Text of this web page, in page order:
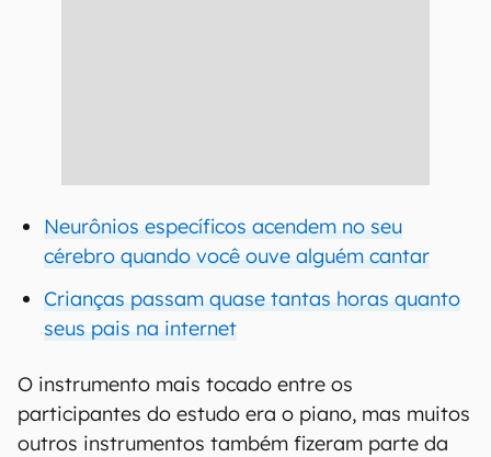
Neurônios específicos acendem no seu
cérebro quando você ouve alguém cantar
Crianças passam quase tantas horas quanto
seus pais na internet
O instrumento mais tocado entre os
participantes do estudo era o piano, mas muitos
outros instrumentos também fizeram parte da